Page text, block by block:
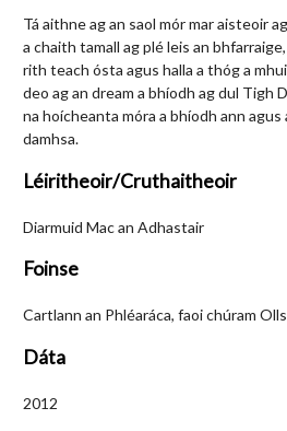
Tá aithne ag an saol mór mar aisteoir
a chaith tamall ag plé leis an
rith teach ósta agus halla a thóg a
deo ag an dream a bhíodh ag dul Tigh
na hoícheanta móra a bhíodh ann agus
damhsa.
Léiritheoir/Cruthaitheoir
Diarmuid Mac an Adhastair
Foinse
Cartlann an Phléaráca, faoi chúram
Dáta
2012